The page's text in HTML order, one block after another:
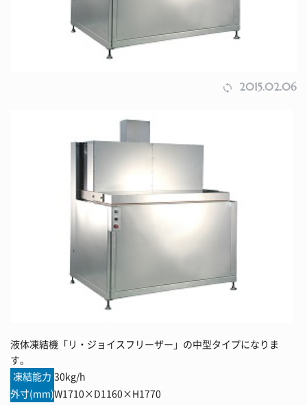
2015.02.06
液体凍結機「リ・ジョイスフリーザー」の中型タイプになりま
す。
凍結能力 30kg/h
外寸(mm)W1710×D1160×H1770